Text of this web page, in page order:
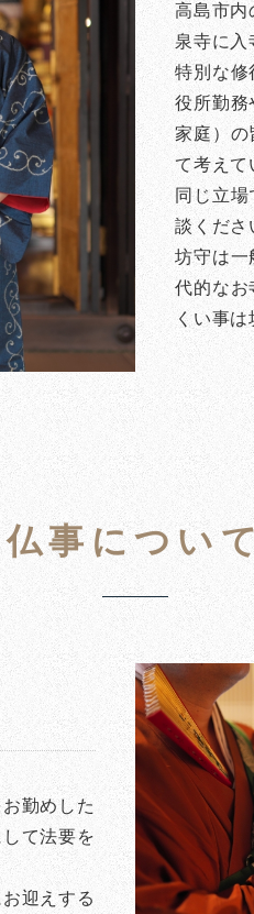
高島市内
泉寺に入
特別な修
役所勤務
家庭）の
て考えて
同じ立
談くださ
坊守は一
代的なお
くい事
仏事につい
勤めした
て法要を
迎えする